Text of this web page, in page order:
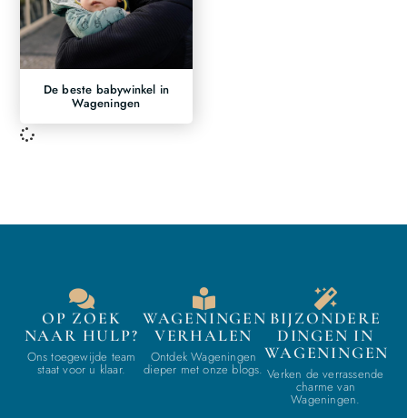
De beste babywinkel in
Wageningen
OP ZOEK
NAAR HULP?
Ons toegewijde team
staat voor u klaar.
WAGENINGEN
VERHALEN
Ontdek Wageningen
dieper met onze blogs.
BIJZONDERE
DINGEN IN
WAGENINGEN
Verken de verrassende
charme van
Wageningen.